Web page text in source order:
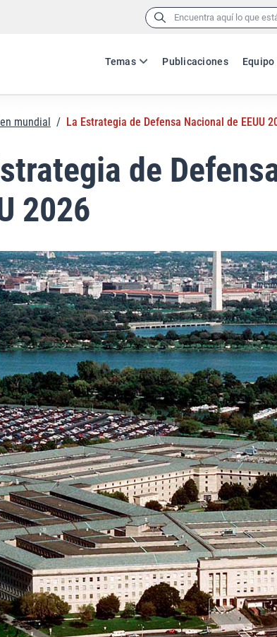
Buscar:
Temas Publicaciones
mundial / La Estrategia de Defensa Nacional de EEUU
de
2026